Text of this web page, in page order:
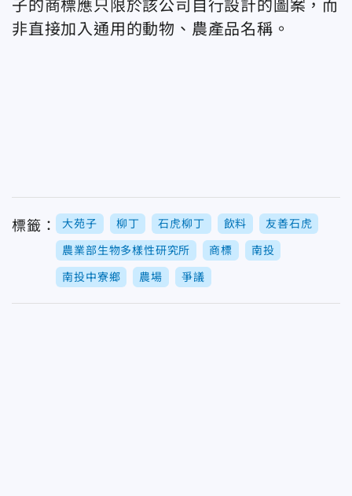
子的商標應只限於該公司自行設計的圖案，而
非直接加入通用的動物、農產品名稱。
標籤： 大苑子 柳丁 石虎柳丁 飲料 友善石虎
農業部生物多樣性研究所 商標 南投
南投中寮鄉 農場 爭議